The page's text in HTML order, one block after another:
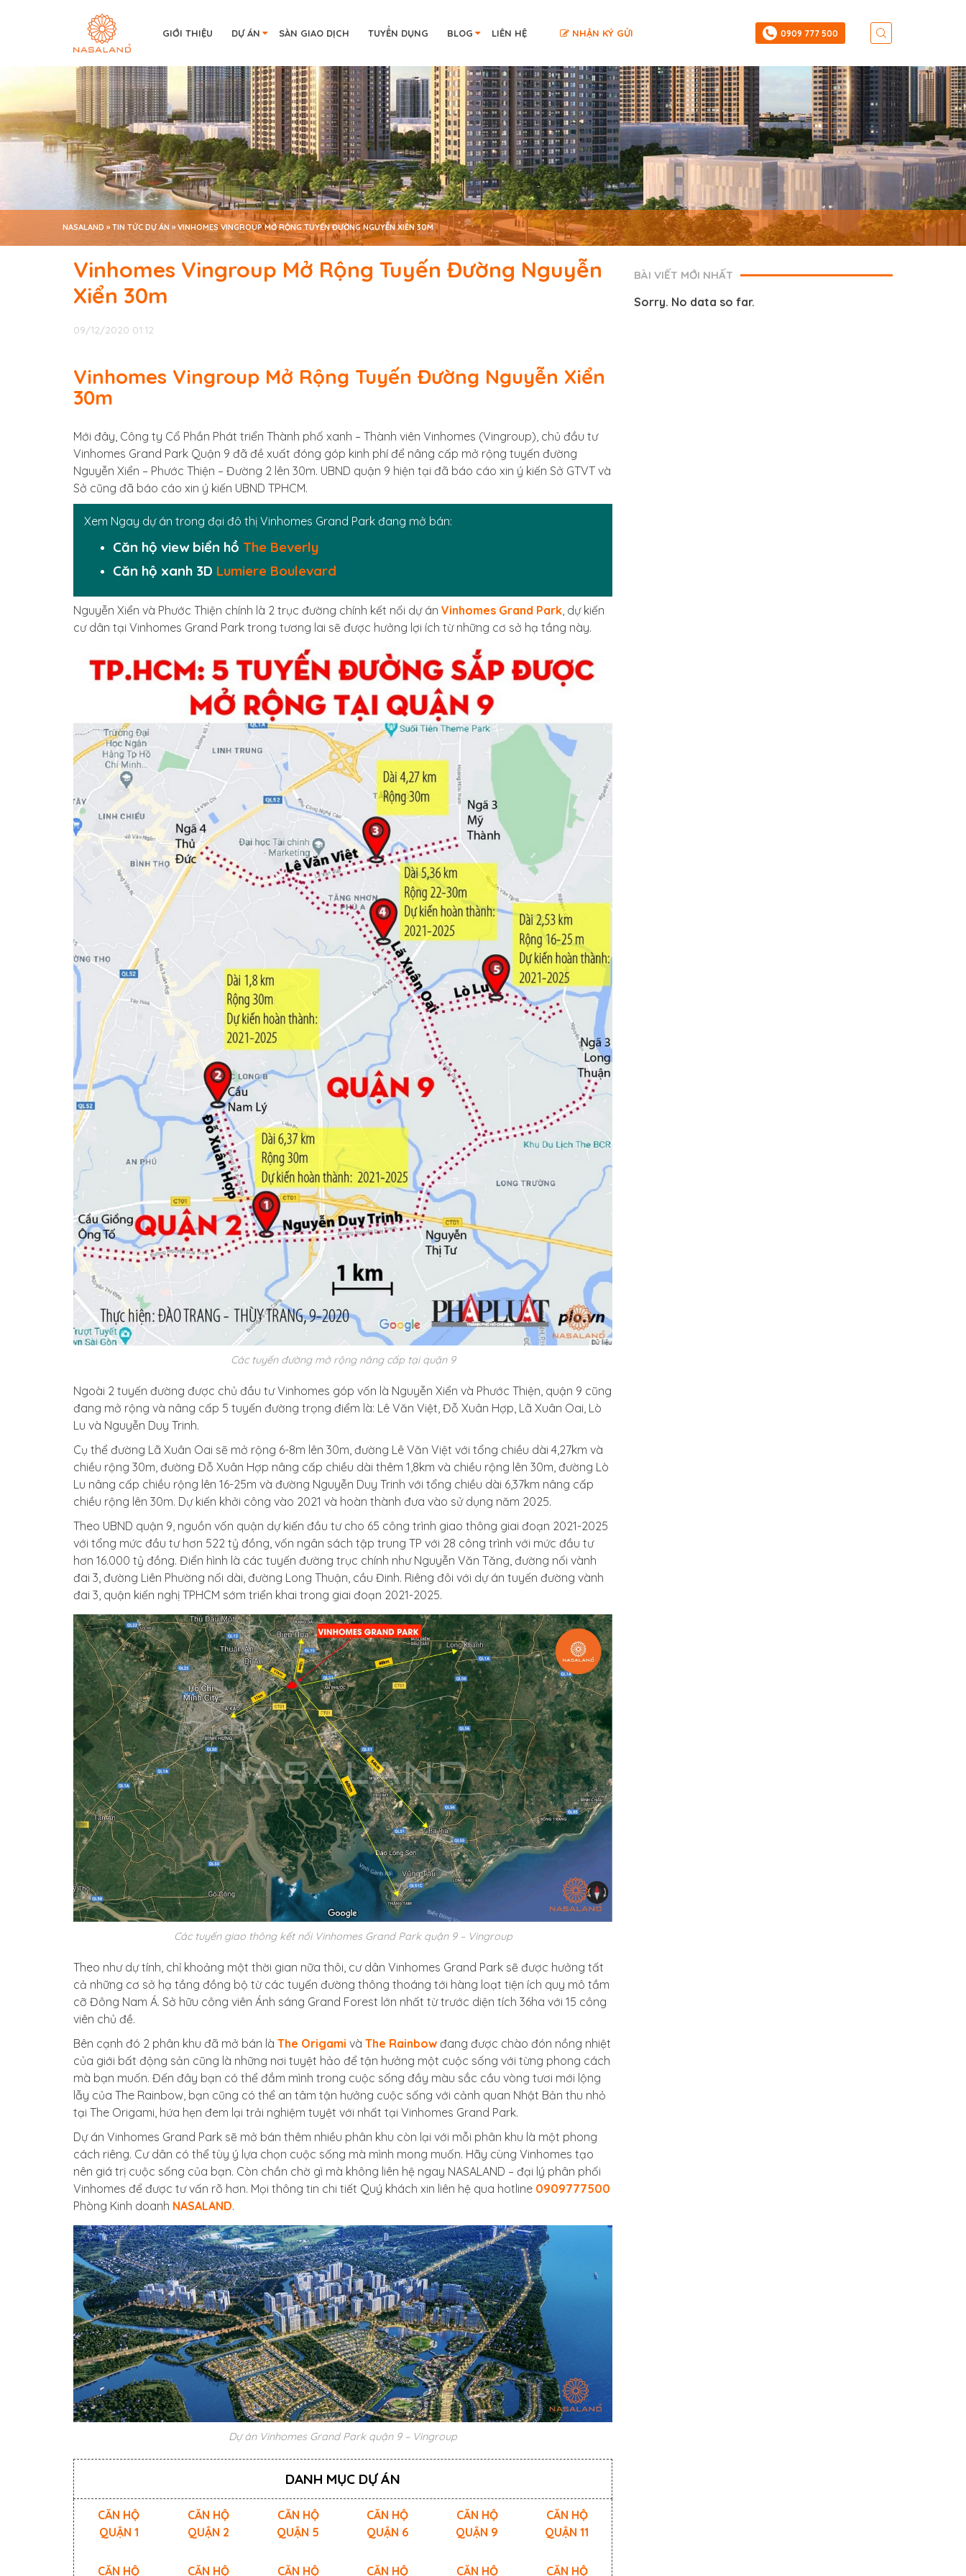
GIỚI THIỆU DỰ ÁN SÀN GIAO DỊCH TUYỂN DỤNG BLOG LIÊN HỆ NHẬN KÝ GỬI ‎0909 777 500
NASALAND »TIN TỨC DỰ ÁN »VINHOMES VINGROUP MỞ RỘNG TUYẾN ĐƯỜNG NGUYỄN XIỂN 30M
Vinhomes Vingroup Mở Rộng Tuyến Đường Nguyễn
Xiển 30m
09/12/2020 01:12
Vinhomes Vingroup Mở Rộng Tuyến Đường Nguyễn Xiển
30m
Mới đây, Công ty Cổ Phần Phát triển Thành phố xanh – Thành viên Vinhomes (Vingroup), chủ đầu tư
Vinhomes Grand Park Quận 9 đã đề xuất đóng góp kinh phí để nâng cấp mở rộng tuyến đường
Nguyễn Xiển – Phước Thiện – Đường 2 lên 30m. UBND quận 9 hiện tại đã báo cáo xin ý kiến Sở GTVT và
Sở cũng đã báo cáo xin ý kiến UBND TPHCM.
Xem Ngay dự án trong đại đô thị Vinhomes Grand Park đang mở bán:
Căn hộ view biển hồ The Beverly
Căn hộ xanh 3D Lumiere Boulevard
Nguyễn Xiển và Phước Thiện chính là 2 trục đường chính kết nối dự án Vinhomes Grand Park , dự kiến
cư dân tại Vinhomes Grand Park trong tương lai sẽ được hưởng lợi ích từ những cơ sở hạ tầng này.
Các tuyến đường mở rộng nâng cấp tại quận 9
Ngoài 2 tuyến đường được chủ đầu tư Vinhomes góp vốn là Nguyễn Xiển và Phước Thiện, quận 9 cũng
đang mở rộng và nâng cấp 5 tuyến đường trọng điểm là: Lê Văn Việt, Đỗ Xuân Hợp, Lã Xuân Oai, Lò
Lu và Nguyễn Duy Trinh.
Cụ thể đường Lã Xuân Oai sẽ mở rộng 6-8m lên 30m, đường Lê Văn Việt với tổng chiều dài 4,27km và
chiều rộng 30m, đường Đỗ Xuân Hợp nâng cấp chiều dài thêm 1,8km và chiều rộng lên 30m, đường Lò
Lu nâng cấp chiều rộng lên 16-25m và đường Nguyễn Duy Trinh với tổng chiều dài 6,37km nâng cấp
chiều rộng lên 30m. Dự kiến khởi công vào 2021 và hoàn thành đưa vào sử dụng năm 2025.
Theo UBND quận 9, nguồn vốn quận dự kiến đầu tư cho 65 công trình giao thông giai đoạn 2021-2025
với tổng mức đầu tư hơn 522 tỷ đồng, vốn ngân sách tập trung TP với 28 công trình với mức đầu tư
hơn 16.000 tỷ đồng. Điển hình là các tuyến đường trục chính như Nguyễn Văn Tăng, đường nối vành
đai 3, đường Liên Phường nối dài, đường Long Thuận, cầu Đinh. Riêng đôi với dự án tuyến đường vành
đai 3, quận kiến nghị TPHCM sớm triển khai trong giai đoạn 2021-2025.
Các tuyến giao thông kết nối Vinhomes Grand Park quận 9 – Vingroup
Theo như dự tính, chỉ khoảng một thời gian nữa thôi, cư dân Vinhomes Grand Park sẽ được hưởng tất
cả những cơ sở hạ tầng đồng bộ từ các tuyến đường thông thoáng tới hàng loạt tiện ích quy mô tầm
cỡ Đông Nam Á. Sở hữu công viên Ánh sáng Grand Forest lớn nhất từ trước diện tích 36ha với 15 công
viên chủ đề.
Bên cạnh đó 2 phân khu đã mở bán là The Origami và The Rainbow đang được chào đón nồng nhiệt
của giới bất động sản cũng là những nơi tuyệt hảo để tận hưởng một cuộc sống với từng phong cách
mà bạn muốn. Đến đây bạn có thể đắm mình trong cuộc sống đầy màu sắc cầu vòng tươi mới lộng
lẫy của The Rainbow, bạn cũng có thể an tâm tận hưởng cuộc sống với cảnh quan Nhật Bản thu nhỏ
tại The Origami, hứa hẹn đem lại trải nghiệm tuyệt với nhất tại Vinhomes Grand Park.
Dự án Vinhomes Grand Park sẽ mở bán thêm nhiều phân khu còn lại với mỗi phân khu là một phong
cách riêng. Cư dân có thể tùy ý lựa chọn cuộc sống mà mình mong muốn. Hãy cùng Vinhomes tạo
nên giá trị cuộc sống của bạn. Còn chần chờ gì mà không liên hệ ngay NASALAND – đại lý phân phối
Vinhomes để được tư vấn rõ hơn. Mọi thông tin chi tiết Quý khách xin liên hệ qua hotline 0909777500
Phòng Kinh doanh NASALAND.
Dự án Vinhomes Grand Park quận 9 – Vingroup
DANH MỤC DỰ ÁN
CĂN HỘ
QUẬN 1
CĂN HỘ
CĂN HỘ
QUẬN 2
CĂN HỘ
CĂN HỘ
QUẬN 5
CĂN HỘ
CĂN HỘ
QUẬN 6
CĂN HỘ
CĂN HỘ
QUẬN 9
CĂN HỘ
CĂN HỘ
QUẬN 11
CĂN HỘ
BÀI VIẾT MỚI NHẤT
Sorry. No data so far.